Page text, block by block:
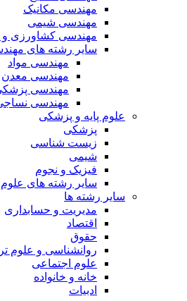
مهندسی مکانیک
مهندسی شیمی
مهندسی کشاورزی و
سایر رشته های مهندسی
مهندسی مواد
مهندسی معدن
مهندسی پزشکی
مهندسی نساجی
علوم پایه و پزشکی
پزشکی
زیست شناسی
شیمی
فیزیک و نجوم
سایر رشته های علوم پایه
سایر رشته ها
مدیریت و حسابداری
اقتصاد
حقوق
روانشناسی و علوم تربیتی
علوم اجتماعی
خانه و خانواده
ادبیات